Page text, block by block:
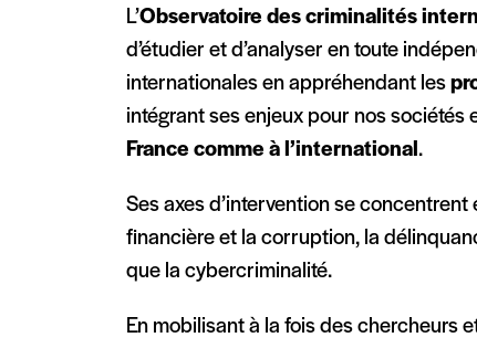
L’Observatoire des criminalités
d’étudier et d’analyser en toute
internationales en appréhendant les
intégrant ses enjeux pour nos sociétés
France comme à l’international.
Ses axes d’intervention se
financière et la corruption, la
que la cybercriminalité.
En mobilisant à la fois des chercheurs